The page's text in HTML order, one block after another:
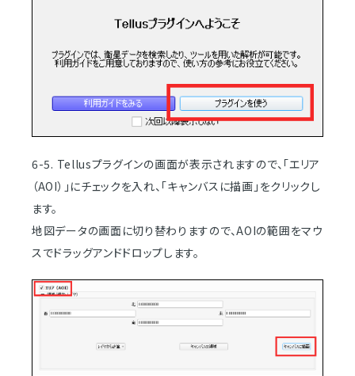
6-5. Tellusプラグインの画面が表示されますので、「エリア
（AOI）」にチェックを入れ、「キャンバスに描画」をクリックし
ます。
地図データの画面に切り替わりますので、AOIの範囲をマウ
スでドラッグアンドドロップします。